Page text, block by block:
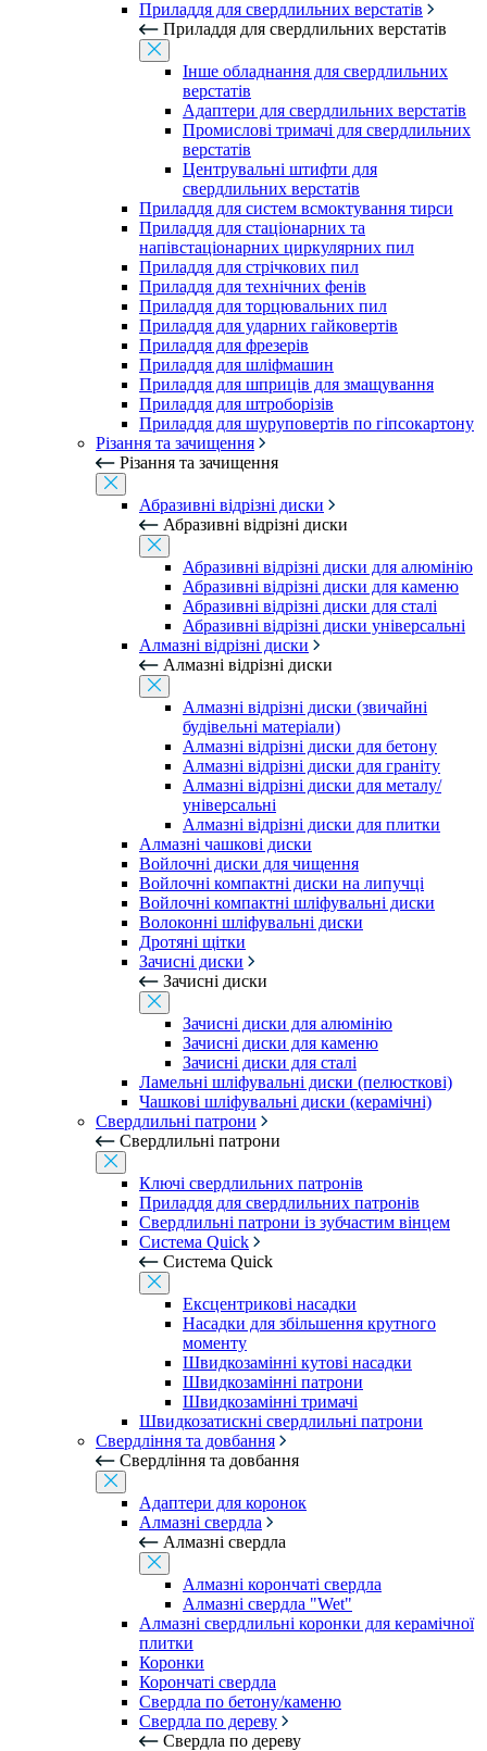
Приладдя для свердлильних верстатів
Приладдя для свердлильних верстатів
Інше обладнання для свердлильних
верстатів
Адаптери для свердлильних верстатів
Промислові тримачі для свердлильних
верстатів
Центрувальні штифти для
свердлильних верстатів
Приладдя для систем всмоктування тирси
Приладдя для стаціонарних та
напівстаціонарних циркулярних пил
Приладдя для стрічкових пил
Приладдя для технічних фенів
Приладдя для торцювальних пил
Приладдя для ударних гайковертів
Приладдя для фрезерів
Приладдя для шліфмашин
Приладдя для шприців для змащування
Приладдя для штроборізів
Приладдя для шуруповертів по гіпсокартону
Різання та зачищення
Різання та зачищення
Абразивні відрізні диски
Абразивні відрізні диски
Абразивні відрізні диски для алюмінію
Абразивні відрізні диски для каменю
Абразивні відрізні диски для сталі
Абразивні відрізні диски універсальні
Алмазні відрізні диски
Алмазні відрізні диски
Алмазні відрізні диски (звичайні
будівельні матеріали)
Алмазні відрізні диски для бетону
Алмазні відрізні диски для граніту
Алмазні відрізні диски для металу/
універсальні
Алмазні відрізні диски для плитки
Алмазні чашкові диски
Войлочні диски для чищення
Войлочні компактні диски на липучці
Войлочні компактні шліфувальні диски
Волоконні шліфувальні диски
Дротяні щітки
Зачисні диски
Зачисні диски
Зачисні диски для алюмінію
Зачисні диски для каменю
Зачисні диски для сталі
Ламельні шліфувальні диски (пелюсткові)
Чашкові шліфувальні диски (керамічні)
Свердлильні патрони
Свердлильні патрони
Ключі свердлильних патронів
Приладдя для свердлильних патронів
Свердлильні патрони із зубчастим вінцем
Система Quick
Система Quick
Ексцентрикові насадки
Насадки для збільшення крутного
моменту
Швидкозамінні кутові насадки
Швидкозамінні патрони
Швидкозамінні тримачі
Швидкозатискні свердлильні патрони
Свердління та довбання
Свердління та довбання
Адаптери для коронок
Алмазні свердла
Алмазні свердла
Алмазні корончаті свердла
Алмазні свердла "Wet"
Алмазні свердлильні коронки для керамічної
плитки
Коронки
Корончаті свердла
Свердла по бетону/каменю
Свердла по дереву
Свердла по дереву